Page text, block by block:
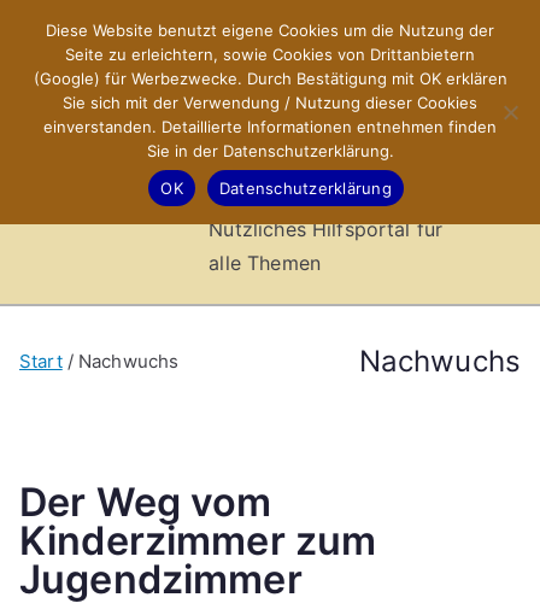
springen
X-Sites.de
–
Hilfsportal
Nützliches Hilfsportal für
alle Themen
Nachwuchs
Start Nachwuchs
Der Weg vom
Kinderzimmer zum
Jugendzimmer
Diese Website benutzt eigene Cookies um die Nutzung der
Seite zu erleichtern, sowie Cookies von Drittanbietern
(Google) für Werbezwecke. Durch Bestätigung mit OK erklären
Sie sich mit der Verwendung / Nutzung dieser Cookies
einverstanden. Detaillierte Informationen entnehmen finden
Sie in der Datenschutzerklärung.
OK
Datenschutzerklärung